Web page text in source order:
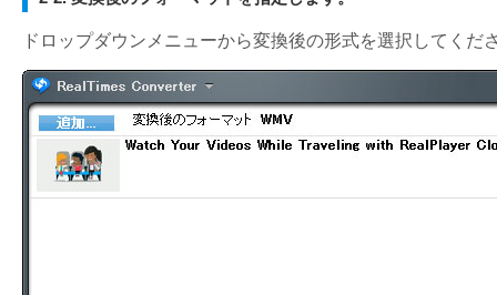
ドロップダウンメニューから変換後の形式を選択してくだ